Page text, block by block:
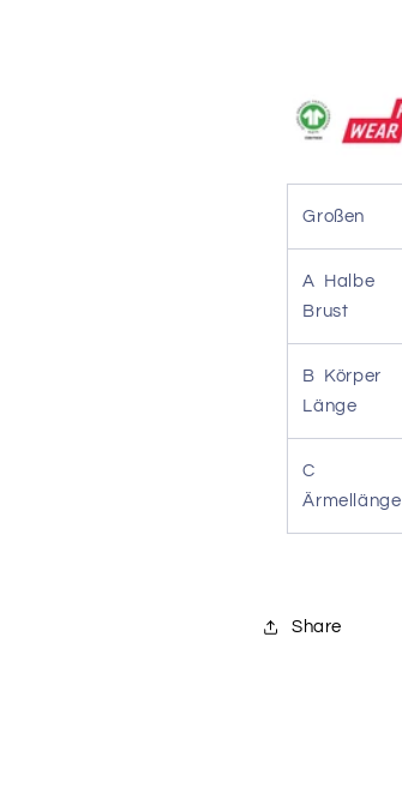
Großen
A Halbe
Brust
B Körper
Länge
C
Ärmellänge
Share